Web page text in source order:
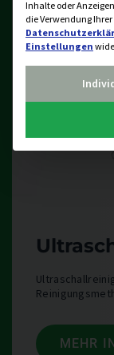
MEHR
Inhalte oder
die Verwendung
Einstellungen